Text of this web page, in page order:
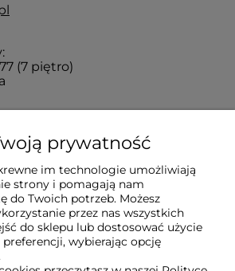
(7 piętro)
prywatność
im technologie umożliwiają
strony i pomagają nam
do Twoich potrzeb. Możesz
przez nas wszystkich
do sklepu lub dostosować użycie
wybierając opcję